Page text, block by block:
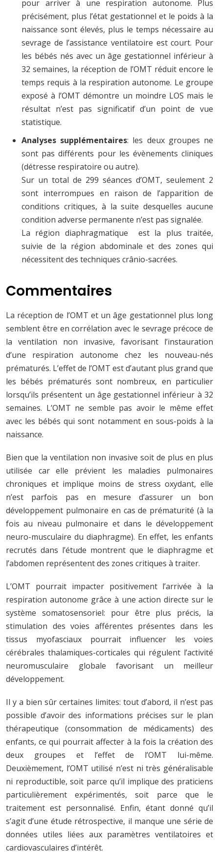
pour arriver à une respiration autonome. Plus
précisément, plus l’état gestationnel et le poids à la
naissance sont élevés, plus le temps nécessaire au
sevrage de l’assistance ventilatoire est court. Pour
les bébés nés avec un âge gestationnel inférieur à
32 semaines, la réception de l’OMT réduit encore le
temps requis à la respiration autonome. Le groupe
exposé à l’OMT démontre un moindre LOS mais le
résultat n’est pas significatif d’un point de vue
statistique.
Analyses supplémentaires: les deux groupes ne
sont pas différents pour les évènements cliniques
(détresse respiratoire ou autre).
Sur un total de 299 séances d’OMT, seulement 2
sont interrompues en raison de l’apparition de
conditions critiques, à la suite desquelles aucune
condition adverse permanente n’est pas signalée.
La région diaphragmatique est la plus traitée,
suivie de la région abdominale et des zones qui
nécessitent des techniques crânio-sacrées.
Commentaires
La réception de l’OMT et un âge gestationnel plus long
semblent être en corrélation avec le sevrage précoce de
la ventilation non invasive, favorisant l’instauration
d’une respiration autonome chez les nouveau-nés
prématurés. L’effet de l’OMT est d’autant plus grand que
les bébés prématurés sont nombreux, en particulier
lorsqu’ils présentent un âge gestationnel inférieur à 32
semaines. L’OMT ne semble pas avoir le même effet
avec les bébés qui sont notamment en sous-poids à la
naissance.
Bien que la ventilation non invasive soit de plus en plus
utilisée car elle prévient les maladies pulmonaires
chroniques et implique moins de stress oxydant, elle
n’est parfois pas en mesure d’assurer un bon
développement pulmonaire en cas de prématurité (à la
fois au niveau pulmonaire et dans le développement
neuro-musculaire du diaphragme). En effet, les enfants
recrutés dans l’étude montrent que le diaphragme et
l’abdomen représentent des zones critiques à traiter.
L’OMT pourrait impacter positivement l’arrivée à la
respiration autonome grâce à une action directe sur le
système somatosensoriel: pour être plus précis, la
stimulation des voies afférentes présentes dans les
tissus myofasciaux pourrait influencer les voies
cérébrales thalamiques-corticales qui régulent l’activité
neuromusculaire globale favorisant un meilleur
développement.
Il y a bien sûr certaines limites: tout d’abord, il n’est pas
possible d’avoir des informations précises sur le plan
thérapeutique (consommation de médicaments) des
enfants, ce qui pourrait affecter à la fois la création des
deux groupes et l’effet de l’OMT lui-même.
Deuxièmement, l’OMT utilisé n’est ni très généralisable
ni reproductible, soit parce qu’il implique des praticiens
particulièrement expérimentés, soit parce que le
traitement est personnalisé. Enfin, étant donné qu’il
s’agit d’une étude rétrospective, il manque une série de
données utiles liées aux paramètres ventilatoires et
cardiovasculaires d’intérêt.